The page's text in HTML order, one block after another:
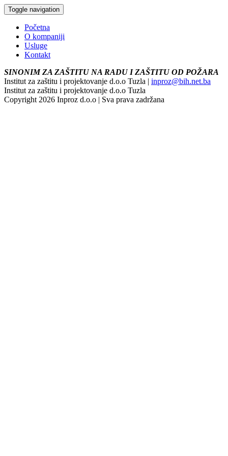
Toggle navigation
Početna
O kompaniji
Usluge
Kontakt
SINONIM ZA ZAŠTITU NA RADU I ZAŠTITU OD POŽARA
Institut za zaštitu i projektovanje d.o.o Tuzla | inproz@bih.net.ba
Institut za zaštitu i projektovanje d.o.o Tuzla
Copyright 2026 Inproz d.o.o | Sva prava zadržana